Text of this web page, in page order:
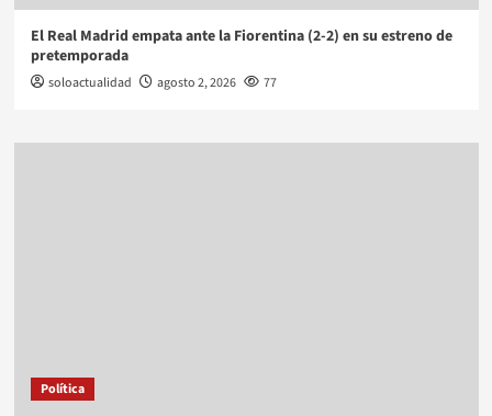
El Real Madrid empata ante la Fiorentina (2-2) en su estreno de
pretemporada
soloactualidad agosto 2, 2026 77
Política